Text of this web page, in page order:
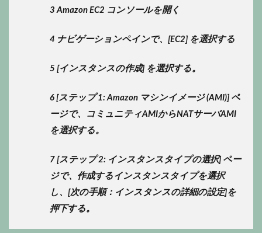
3 Amazon EC2 コンソールを開く
4 ナビゲーションペインで、[EC2] を選択する
5 [インスタンスの作成] を選択する。
6 [ステップ 1: Amazon マシンイメージ (AMI)] ペ
ージで、コミュニティAMIからNATサーバAMI
を選択する。
7 [ステップ 2: インスタンスタイプの選択] ペー
ジで、作成するインスタンスタイプを選択
し、[次の手順：インスタンスの詳細の設定]を
押下する。